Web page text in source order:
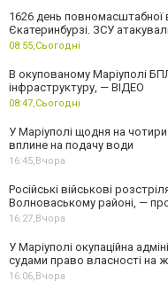
1626 день повномасштабної
Єкатеринбурзі. ЗСУ
08:55,Сьогодні
В окупованому Маріуполі
інфраструктуру, — ВІДЕО
08:47,Сьогодні
У Маріуполі щодня на
вплине на подачу води
16:45,Вчора
Російські військові
Волноваському районі, —
16:27,Вчора
У Маріуполі окупаційна
судами право власності на
16:06,Вчора